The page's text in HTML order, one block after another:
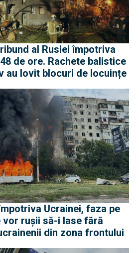
al Rusiei împotriva
de ore. Rachete balistice
au lovit blocuri de locuințe
Ucrainei, faza pe
vor rușii să-i lase fără
din zona frontului